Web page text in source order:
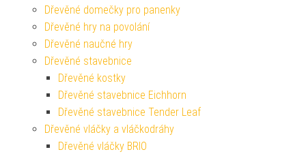
Dřevěné domečky pro panenky
Dřevěné hry na povolání
Dřevěné naučné hry
Dřevěné stavebnice
Dřevěné kostky
Dřevěné stavebnice Eichhorn
Dřevěné stavebnice Tender Leaf
Dřevěné vláčky a vláčkodráhy
Dřevěné vláčky BRIO